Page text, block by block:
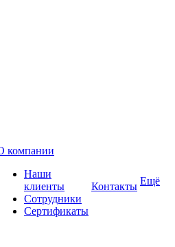
компании
Наши
клиенты
Сотрудники
Сертификаты
Контакты Ещё